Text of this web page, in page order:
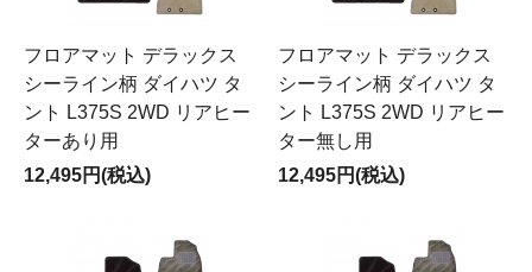
フロアマット デラックス
シーライン柄 ダイハツ タ
ント L375S 2WD リアヒー
ターあり用
12,495円(税込)
フロアマット デラックス
シーライン柄 ダイハツ タ
ント L375S 2WD リアヒー
ター無し用
12,495円(税込)